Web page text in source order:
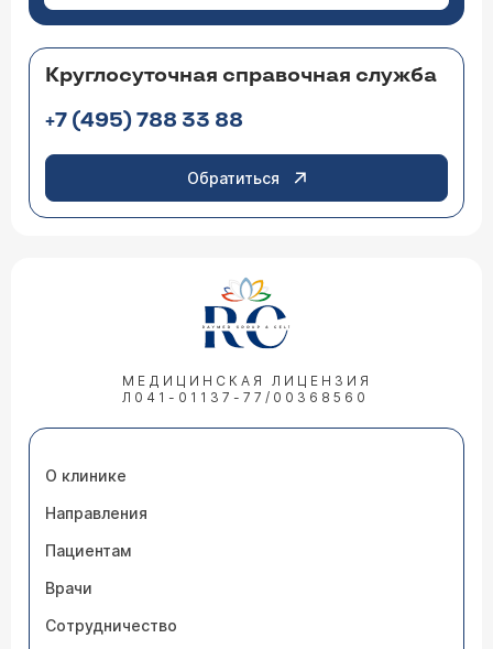
Круглосуточная справочная служба
+7 (495) 788 33 88
Обратиться
МЕДИЦИНСКАЯ ЛИЦЕНЗИЯ
Л041-01137-77/00368560
О клинике
Направления
Пациентам
Врачи
Сотрудничество